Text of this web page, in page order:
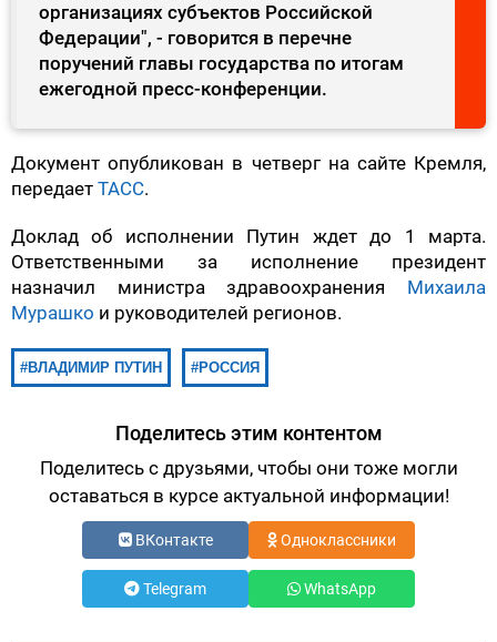
организациях субъектов Российской
Федерации", - говорится в перечне
поручений главы государства по итогам
ежегодной пресс-конференции.
Документ опубликован в четверг на сайте Кремля,
передает ТАСС.
Доклад об исполнении Путин ждет до 1 марта.
Ответственными за исполнение президент
назначил министра здравоохранения Михаила
Мурашко и руководителей регионов.
ВЛАДИМИР ПУТИН РОССИЯ
Поделитесь этим контентом
Поделитесь с друзьями, чтобы они тоже могли
оставаться в курсе актуальной информации!
ВКонтакте Одноклассники
Telegram WhatsApp